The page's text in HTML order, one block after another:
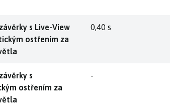
s Live-View
ostřením za
0,40 s
s
ostřením za
-